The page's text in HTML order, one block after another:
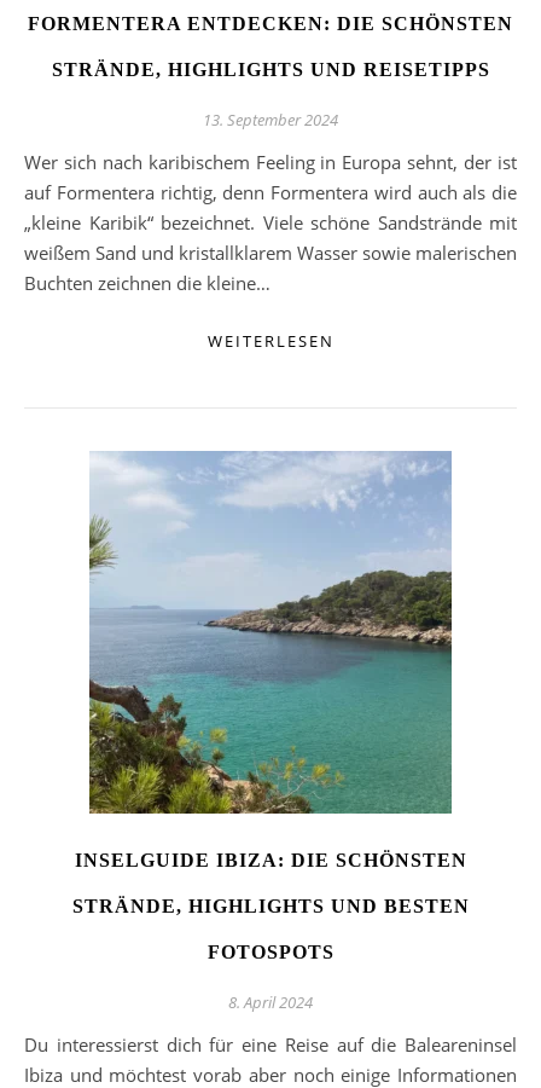
FORMENTERA ENTDECKEN: DIE SCHÖNSTEN
STRÄNDE, HIGHLIGHTS UND REISETIPPS
13. September 2024
Wer sich nach karibischem Feeling in Europa sehnt, der ist
auf Formentera richtig, denn Formentera wird auch als die
„kleine Karibik“ bezeichnet. Viele schöne Sandstrände mit
weißem Sand und kristallklarem Wasser sowie malerischen
Buchten zeichnen die kleine…
WEITERLESEN
INSELGUIDE IBIZA: DIE SCHÖNSTEN
STRÄNDE, HIGHLIGHTS UND BESTEN
FOTOSPOTS
8. April 2024
Du interessierst dich für eine Reise auf die Baleareninsel
Ibiza und möchtest vorab aber noch einige Informationen